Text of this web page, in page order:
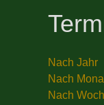
Nach Jahr
Nach
Nach